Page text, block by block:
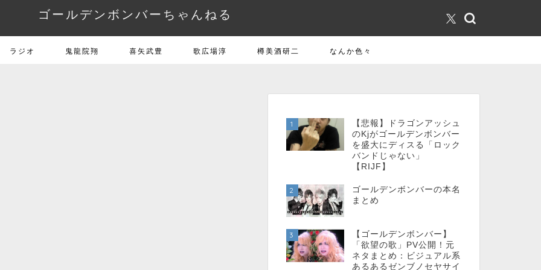
ゴールデンボンバーちゃんねる
ラジオ 鬼龍院翔 喜矢武豊 歌広場淳 樽美酒研二 なんか色々
1
【悲報】ドラゴンアッシュ
のKjがゴールデンボンバー
を盛大にディスる「ロック
バンドじゃない」
【RIJF】
2
ゴールデンボンバーの本名
まとめ
3
【ゴールデンボンバー】
「欲望の歌」PV公開！元
ネタまとめ：ビジュアル系
あるあるゼンブノセヤサイ